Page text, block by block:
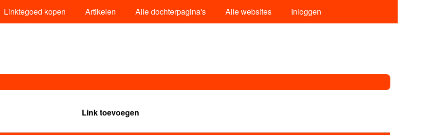
Linktegoed kopen Artikelen Alle dochterpagina's Alle websites Inloggen
Link toevoegen